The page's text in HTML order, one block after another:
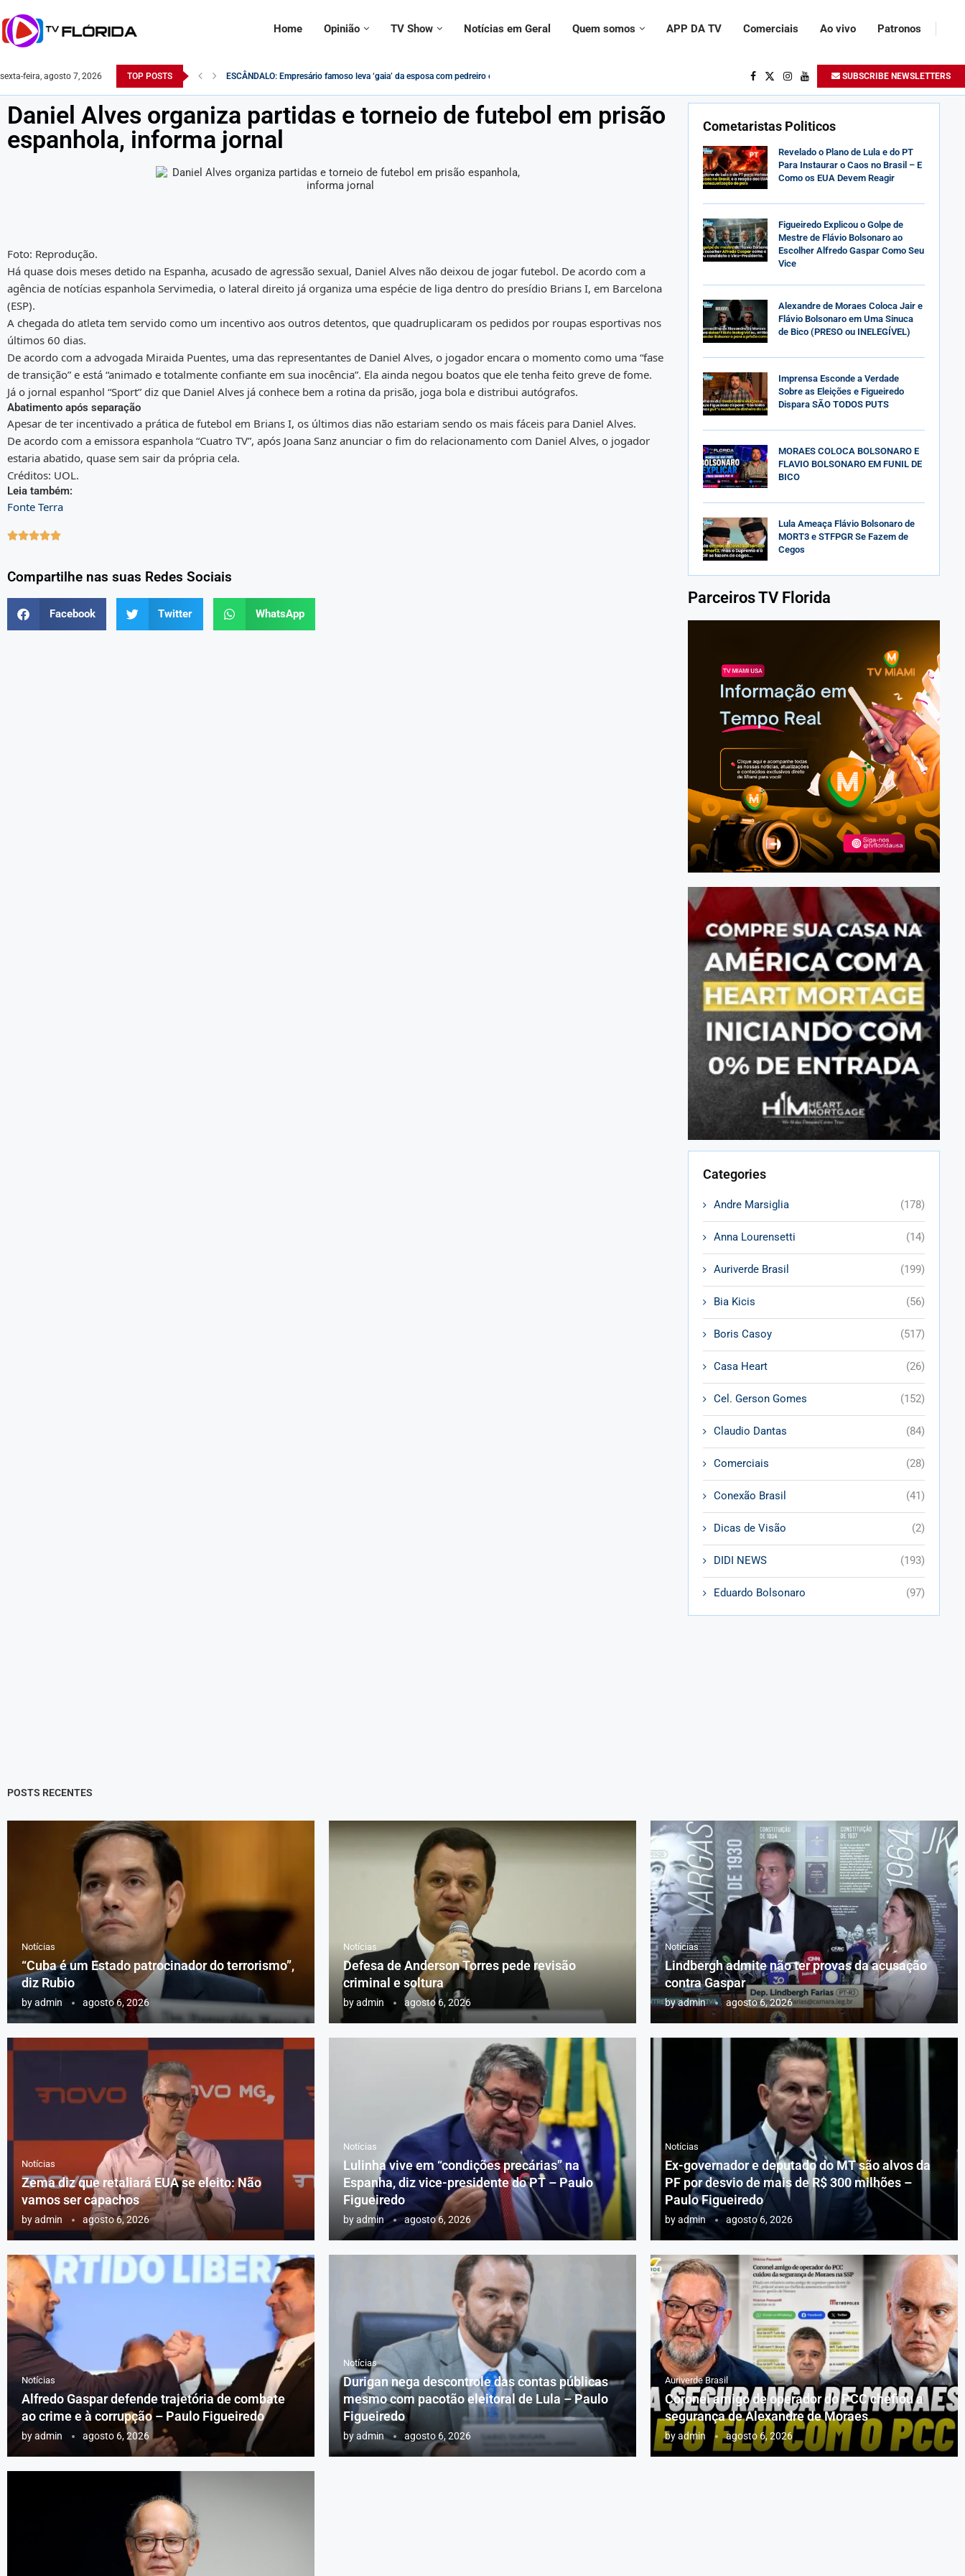
Home Opinião TV Show Notícias em Geral Quem somos APP DA TV Comerciais Ao vivo Patronos
sexta-feira, agosto 7, 2026 TOP POSTS O Exército Brasileiro na contramão da modernidade – Paulo Figueiredo SUBSCRIBE NEWSLETTERS
Daniel Alves organiza partidas e torneio de futebol em prisão
espanhola, informa jornal
Foto: Reprodução.
Há quase dois meses detido na Espanha, acusado de agressão sexual, Daniel Alves não deixou de jogar futebol. De acordo com a
agência de notícias espanhola Servimedia, o lateral direito já organiza uma espécie de liga dentro do presídio Brians I, em Barcelona
(ESP).
A chegada do atleta tem servido como um incentivo aos outros detentos, que quadruplicaram os pedidos por roupas esportivas nos
últimos 60 dias.
De acordo com a advogada Miraida Puentes, uma das representantes de Daniel Alves, o jogador encara o momento como uma “fase
de transição” e está “animado e totalmente confiante em sua inocência”. Ela ainda negou boatos que ele tenha feito greve de fome.
Já o jornal espanhol “Sport” diz que Daniel Alves já conhece bem a rotina da prisão, joga bola e distribui autógrafos.
Abatimento após separação
Apesar de ter incentivado a prática de futebol em Brians I, os últimos dias não estariam sendo os mais fáceis para Daniel Alves.
De acordo com a emissora espanhola “Cuatro TV”, após Joana Sanz anunciar o fim do relacionamento com Daniel Alves, o jogador
estaria abatido, quase sem sair da própria cela.
Créditos: UOL.
Leia também:
Fonte Terra

Compartilhe nas suas Redes Sociais
Facebook Twitter WhatsApp
Cometaristas Politicos
Revelado o Plano de Lula e do PT
Para Instaurar o Caos no Brasil – E
Como os EUA Devem Reagir
Figueiredo Explicou o Golpe de
Mestre de Flávio Bolsonaro ao
Escolher Alfredo Gaspar Como Seu
Vice
Alexandre de Moraes Coloca Jair e
Flávio Bolsonaro em Uma Sinuca
de Bico (PRESO ou INELEGÍVEL)
Imprensa Esconde a Verdade
Sobre as Eleições e Figueiredo
Dispara SÃO TODOS PUTS
MORAES COLOCA BOLSONARO E
FLAVIO BOLSONARO EM FUNIL DE
BICO
Lula Ameaça Flávio Bolsonaro de
MORT3 e STFPGR Se Fazem de
Cegos
Parceiros TV Florida
Categories
Andre Marsiglia (178)
Anna Lourensetti (14)
Auriverde Brasil (199)
Bia Kicis (56)
Boris Casoy (517)
Casa Heart (26)
Cel. Gerson Gomes (152)
Claudio Dantas (84)
Comerciais (28)
Conexão Brasil (41)
Dicas de Visão (2)
DIDI NEWS (193)
Eduardo Bolsonaro (97)
POSTS RECENTES
Notícias
“Cuba é um Estado patrocinador do terrorismo”,
diz Rubio
byadmin agosto 6, 2026
Notícias
Defesa de Anderson Torres pede revisão
criminal e soltura
byadmin agosto 6, 2026
Notícias
Lindbergh admite não ter provas da acusação
contra Gaspar
byadmin agosto 6, 2026
Notícias
Zema diz que retaliará EUA se eleito: Não
vamos ser capachos
byadmin agosto 6, 2026
Notícias
Lulinha vive em “condições precárias” na
Espanha, diz vice-presidente do PT – Paulo
Figueiredo
byadmin agosto 6, 2026
Notícias
Ex-governador e deputado do MT são alvos da
PF por desvio de mais de R$ 300 milhões –
Paulo Figueiredo
byadmin agosto 6, 2026
Notícias
Alfredo Gaspar defende trajetória de combate
ao crime e à corrupção – Paulo Figueiredo
byadmin agosto 6, 2026
Notícias
Durigan nega descontrole das contas públicas
mesmo com pacotão eleitoral de Lula – Paulo
Figueiredo
byadmin agosto 6, 2026
Auriverde Brasil
Coronel amigo de operador do PCC chefiou a
segurança de Alexandre de Moraes
byadmin agosto 6, 2026